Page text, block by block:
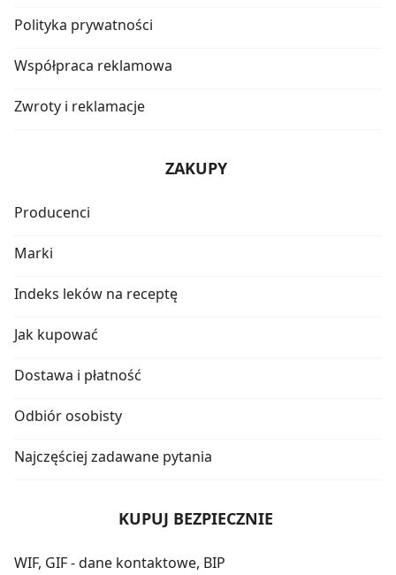
Polityka prywatności
Współpraca reklamowa
Zwroty i reklamacje
ZAKUPY
Producenci
Marki
Indeks leków na receptę
Jak kupować
Dostawa i płatność
Odbiór osobisty
Najczęściej zadawane pytania
KUPUJ BEZPIECZNIE
WIF, GIF - dane kontaktowe, BIP